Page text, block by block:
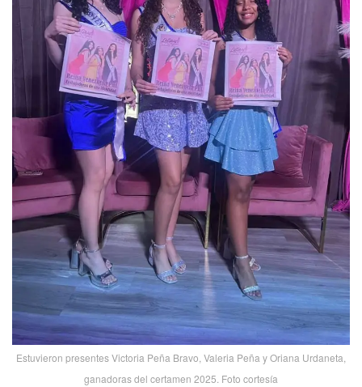
Estuvieron presentes Victoria Peña Bravo, Valeria Peña y Oriana Urdaneta,
ganadoras del certamen 2025. Foto cortesía